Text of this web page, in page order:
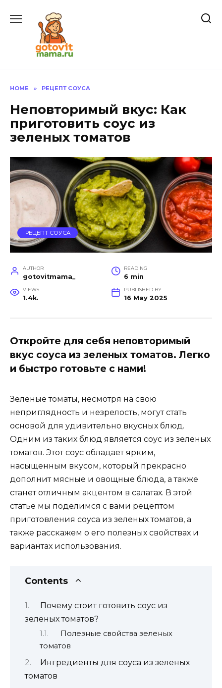
HOME » РЕЦЕПТ СОУСА
Неповторимый вкус: Как
приготовить соус из
зеленых томатов
РЕЦЕПТ СОУСА
AUTHOR
gotovitmama_
READING
6 min
VIEWS
1.4k.
PUBLISHED BY
16 May 2025
Откройте для себя неповторимый
вкус соуса из зеленых томатов. Легко
и быстро готовьте с нами!
Зеленые томаты, несмотря на свою
неприглядность и незрелость, могут стать
основой для удивительно вкусных блюд.
Одним из таких блюд является соус из зеленых
томатов. Этот соус обладает ярким,
насыщенным вкусом, который прекрасно
дополнит мясные и овощные блюда, а также
станет отличным акцентом в салатах. В этой
статье мы поделимся с вами рецептом
приготовления соуса из зеленых томатов, а
также расскажем о его полезных свойствах и
вариантах использования.
Contents
Почему стоит готовить соус из
зеленых томатов?
Полезные свойства зеленых
томатов
Ингредиенты для соуса из зеленых
томатов